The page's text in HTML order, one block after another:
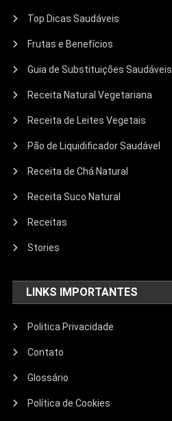
Top Dicas Saudáveis
Frutas e Benefícios
Guia de Substituições Saudáveis
Receita Natural Vegetariana
Receita de Leites Vegetais
Pão de Liquidificador Saudável
Receita de Chá Natural
Receita Suco Natural
Receitas
Stories
LINKS IMPORTANTES
Politica Privacidade
Contato
Glossário
Política de Cookies